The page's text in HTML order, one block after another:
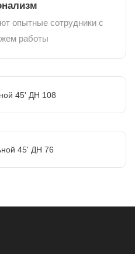
опытные сотрудники с
работы
45' ДН 108
45' ДН 76